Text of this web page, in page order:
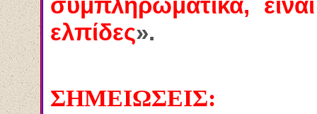
συμπληρωματικά,
ελπίδες».
ΣΗΜΕΙΩΣΕΙΣ: